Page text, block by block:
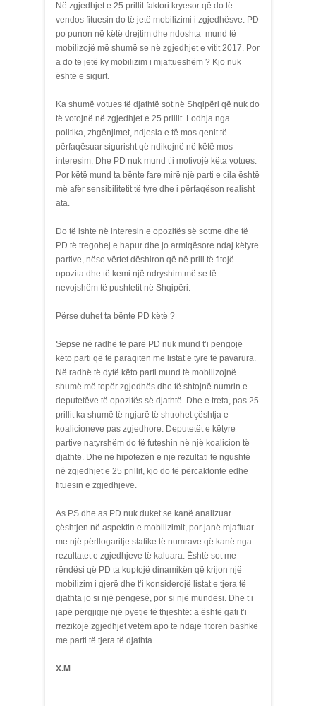
Në zgjedhjet e 25 prillit faktori kryesor që do të
vendos fituesin do të jetë mobilizimi i zgjedhësve. PD
po punon në këtë drejtim dhe ndoshta mund të
mobilizojë më shumë se në zgjedhjet e vitit 2017. Por
a do të jetë ky mobilizim i mjaftueshëm ? Kjo nuk
është e sigurt.
Ka shumë votues të djathtë sot në Shqipëri që nuk do
të votojnë në zgjedhjet e 25 prillit. Lodhja nga
politika, zhgënjimet, ndjesia e të mos qenit të
përfaqësuar sigurisht që ndikojnë në këtë mos-
interesim. Dhe PD nuk mund t’i motivojë këta votues.
Por këtë mund ta bënte fare mirë një parti e cila është
më afër sensibilitetit të tyre dhe i përfaqëson realisht
ata.
Do të ishte në interesin e opozitës së sotme dhe të
PD të tregohej e hapur dhe jo armiqësore ndaj këtyre
partive, nëse vërtet dëshiron që në prill të fitojë
opozita dhe të kemi një ndryshim më se të
nevojshëm të pushtetit në Shqipëri.
Përse duhet ta bënte PD këtë ?
Sepse në radhë të parë PD nuk mund t’i pengojë
këto parti që të paraqiten me listat e tyre të pavarura.
Në radhë të dytë këto parti mund të mobilizojnë
shumë më tepër zgjedhës dhe të shtojnë numrin e
deputetëve të opozitës së djathtë. Dhe e treta, pas 25
prillit ka shumë të ngjarë të shtrohet çështja e
koalicioneve pas zgjedhore. Deputetët e këtyre
partive natyrshëm do të futeshin në një koalicion të
djathtë. Dhe në hipotezën e një rezultati të ngushtë
në zgjedhjet e 25 prillit, kjo do të përcaktonte edhe
fituesin e zgjedhjeve.
As PS dhe as PD nuk duket se kanë analizuar
çështjen në aspektin e mobilizimit, por janë mjaftuar
me një përllogaritje statike të numrave që kanë nga
rezultatet e zgjedhjeve të kaluara. Është sot me
rëndësi që PD ta kuptojë dinamikën që krijon një
mobilizim i gjerë dhe t’i konsiderojë listat e tjera të
djathta jo si një pengesë, por si një mundësi. Dhe t’i
japë përgjigje një pyetje të thjeshtë: a është gati t’i
rrezikojë zgjedhjet vetëm apo të ndajë fitoren bashkë
me parti të tjera të djathta.
X.M